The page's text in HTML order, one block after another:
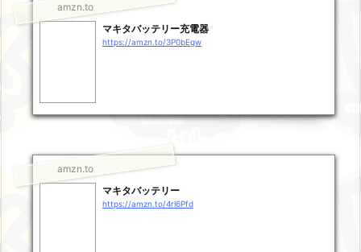
amzn.to
マキタバッテリー充電器
https://amzn.to/3P0bEgw
amzn.to
マキタバッテリー
https://amzn.to/4rl6Pfd